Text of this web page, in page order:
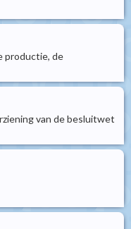
productie, de
van de besluitwet